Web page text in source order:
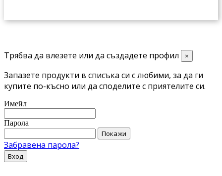
Трябва да влезете или да създадете профил ×
Запазете продукти в списъка си с любими, за да ги
купите по-късно или да споделите с приятелите си.
Имейл
Парола
Покажи
Забравена парола?
Вход